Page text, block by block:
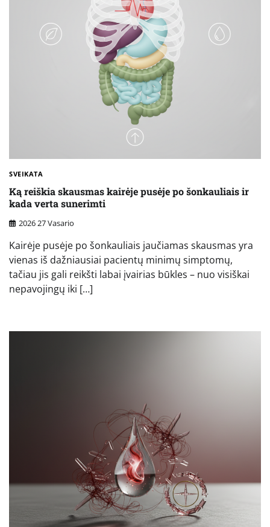
SVEIKATA
Ką reiškia skausmas kairėje pusėje po šonkauliais ir
kada verta sunerimti
2026 27 Vasario
Kairėje pusėje po šonkauliais jaučiamas skausmas yra
vienas iš dažniausiai pacientų minimų simptomų,
tačiau jis gali reikšti labai įvairias būkles – nuo visiškai
nepavojingų iki […]